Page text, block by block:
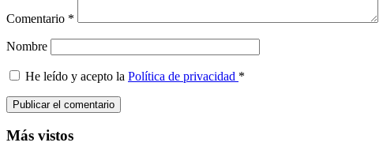
Comentario *
Nombre
He leído y acepto la Política de privacidad *
Barra
Más vistos